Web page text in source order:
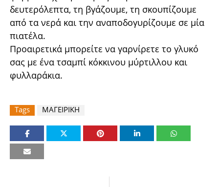
δευτερόλεπτα, τη βγάζουμε, τη σκουπίζουμε
από τα νερά και την αναποδογυρίζουμε σε μία
πιατέλα.
Προαιρετικά μπορείτε να γαρνίρετε το γλυκό
σας με ένα τσαμπί κόκκινου μύρτιλλου και
φυλλαράκια.
Tags ΜΑΓΕΙΡΙΚΗ